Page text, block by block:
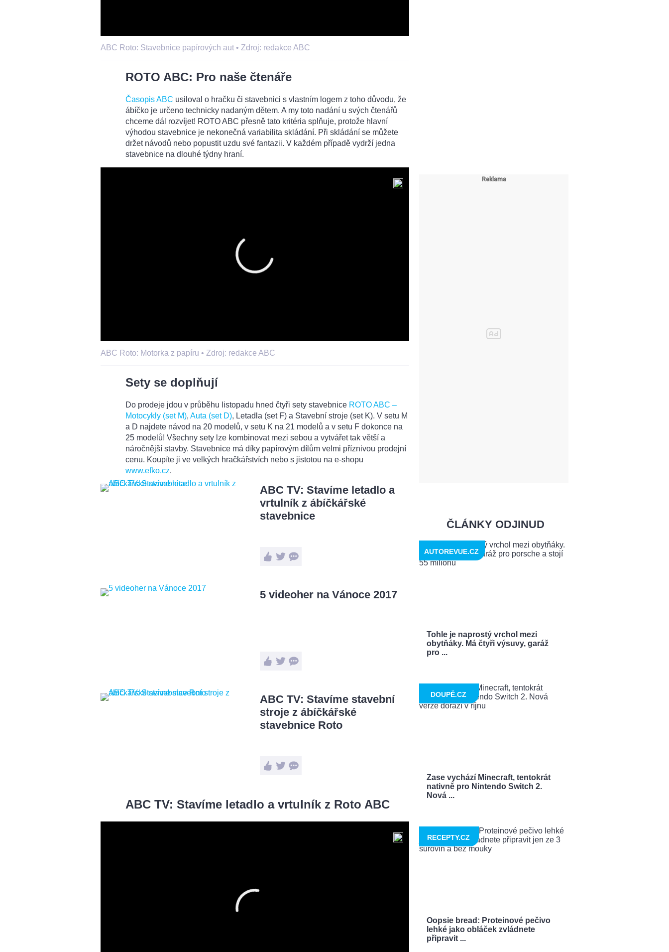
ABC Roto: Stavebnice papírových aut • Zdroj: redakce ABC
ROTO ABC: Pro naše čtenáře
Časopis ABC usiloval o hračku či stavebnici s vlastním logem z toho důvodu, že
ábíčko je určeno technicky nadaným dětem. A my toto nadání u svých čtenářů
chceme dál rozvíjet! ROTO ABC přesně tato kritéria splňuje, protože hlavní
výhodou stavebnice je nekonečná variabilita skládání. Při skládání se můžete
držet návodů nebo popustit uzdu své fantazii. V každém případě vydrží jedna
stavebnice na dlouhé týdny hraní.
ABC Roto: Motorka z papíru • Zdroj: redakce ABC
Sety se doplňují
Do prodeje jdou v průběhu listopadu hned čtyři sety stavebnice ROTO ABC –
Motocykly (set M), Auta (set D), Letadla (set F) a Stavební stroje (set K). V setu M
a D najdete návod na 20 modelů, v setu K na 21 modelů a v setu F dokonce na
25 modelů! Všechny sety lze kombinovat mezi sebou a vytvářet tak větší a
náročnější stavby. Stavebnice má díky papírovým dílům velmi příznivou prodejní
cenu. Koupíte ji ve velkých hračkářstvích nebo s jistotou na e-shopu
www.efko.cz.
ABC TV: Stavíme letadlo a
vrtulník z ábíčkářské
stavebnice
5 videoher na Vánoce 2017
ABC TV: Stavíme stavební
stroje z ábíčkářské
stavebnice Roto
ABC TV: Stavíme letadlo a vrtulník z Roto ABC
ČLÁNKY ODJINUD
Tohle je naprostý vrchol mezi
obytňáky. Má čtyři výsuvy, garáž
pro ...
AUTOREVUE.CZ
Zase vychází Minecraft, tentokrát
nativně pro Nintendo Switch 2.
Nová ...
DOUPĚ.CZ
Oopsie bread: Proteinové pečivo
lehké jako obláček zvládnete
připravit ...
RECEPTY.CZ